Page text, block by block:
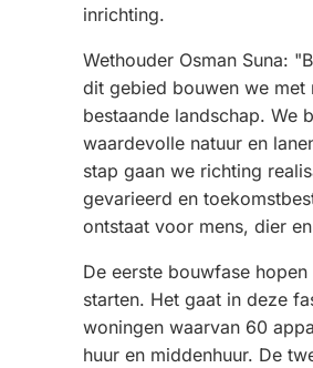
inrichting.
Wethouder Osman Suna:
dit gebied bouwen we met
bestaande landschap. We
waardevolle natuur en
stap gaan we richting
gevarieerd en
ontstaat voor mens, dier en
De eerste bouwfase
starten. Het gaat in deze
woningen waarvan 60
huur en middenhuur. De